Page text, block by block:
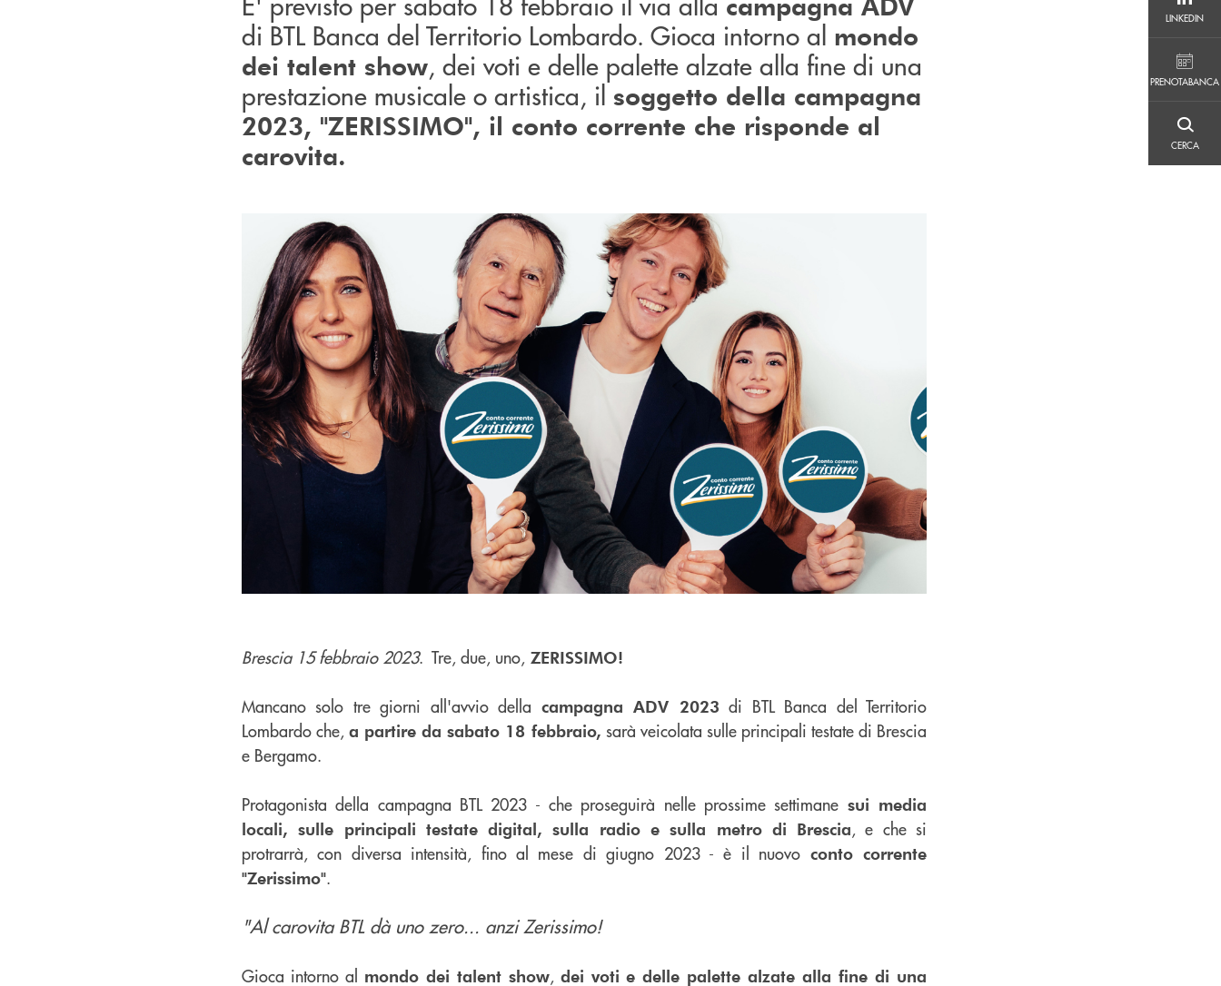
LINKEDIN
PRENOTABANCA
CERCA
di BTL Banca del Territorio Lombardo. Gioca intorno al mondo
dei talent show, dei voti e delle palette alzate alla fine di una
prestazione musicale o artistica, ilsoggetto della campagna
2023, "ZERISSIMO", il conto corrente che risponde al
carovita.
Brescia 15 febbraio 2023. Tre, due, uno, ZERISSIMO!
Mancano solo tre giorni all'avvio della campagna ADV 2023 di BTL Banca del Territorio
Lombardo che,a partire da sabato 18 febbraio, sarà veicolata sulle principali testate di Brescia
e Bergamo.
Protagonista della campagna BTL 2023 - che proseguirà nelle prossime settimane sui media
locali, sulle principali testate digital, sulla radio e sulla metro di Brescia, e che si
protrarrà, con diversa intensità, fino al mese di giugno 2023 - è il nuovo conto corrente
"Zerissimo".
"Al carovita BTL dà uno zero... anzi Zerissimo!
Gioca intorno al mondo dei talent show, dei voti e delle palette alzate alla fine di una